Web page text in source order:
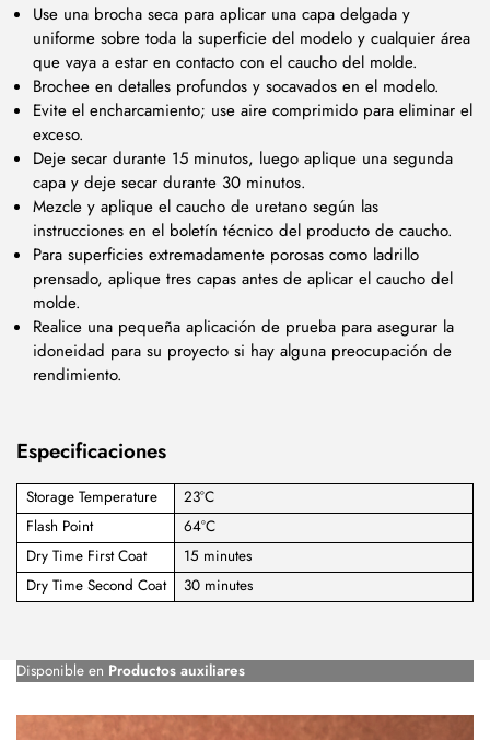
Use una brocha seca para aplicar una capa delgada y
uniforme sobre toda la superficie del modelo y cualquier área
que vaya a estar en contacto con el caucho del molde.
Brochee en detalles profundos y socavados en el modelo.
Evite el encharcamiento; use aire comprimido para eliminar el
exceso.
Deje secar durante 15 minutos, luego aplique una segunda
capa y deje secar durante 30 minutos.
Mezcle y aplique el caucho de uretano según las
instrucciones en el boletín técnico del producto de caucho.
Para superficies extremadamente porosas como ladrillo
prensado, aplique tres capas antes de aplicar el caucho del
molde.
Realice una pequeña aplicación de prueba para asegurar la
idoneidad para su proyecto si hay alguna preocupación de
rendimiento.
Especificaciones
Storage Temperature
23°C
Flash Point
64°C
Dry Time First Coat
15 minutes
Dry Time Second Coat
30 minutes
Disponible en Productos auxiliares